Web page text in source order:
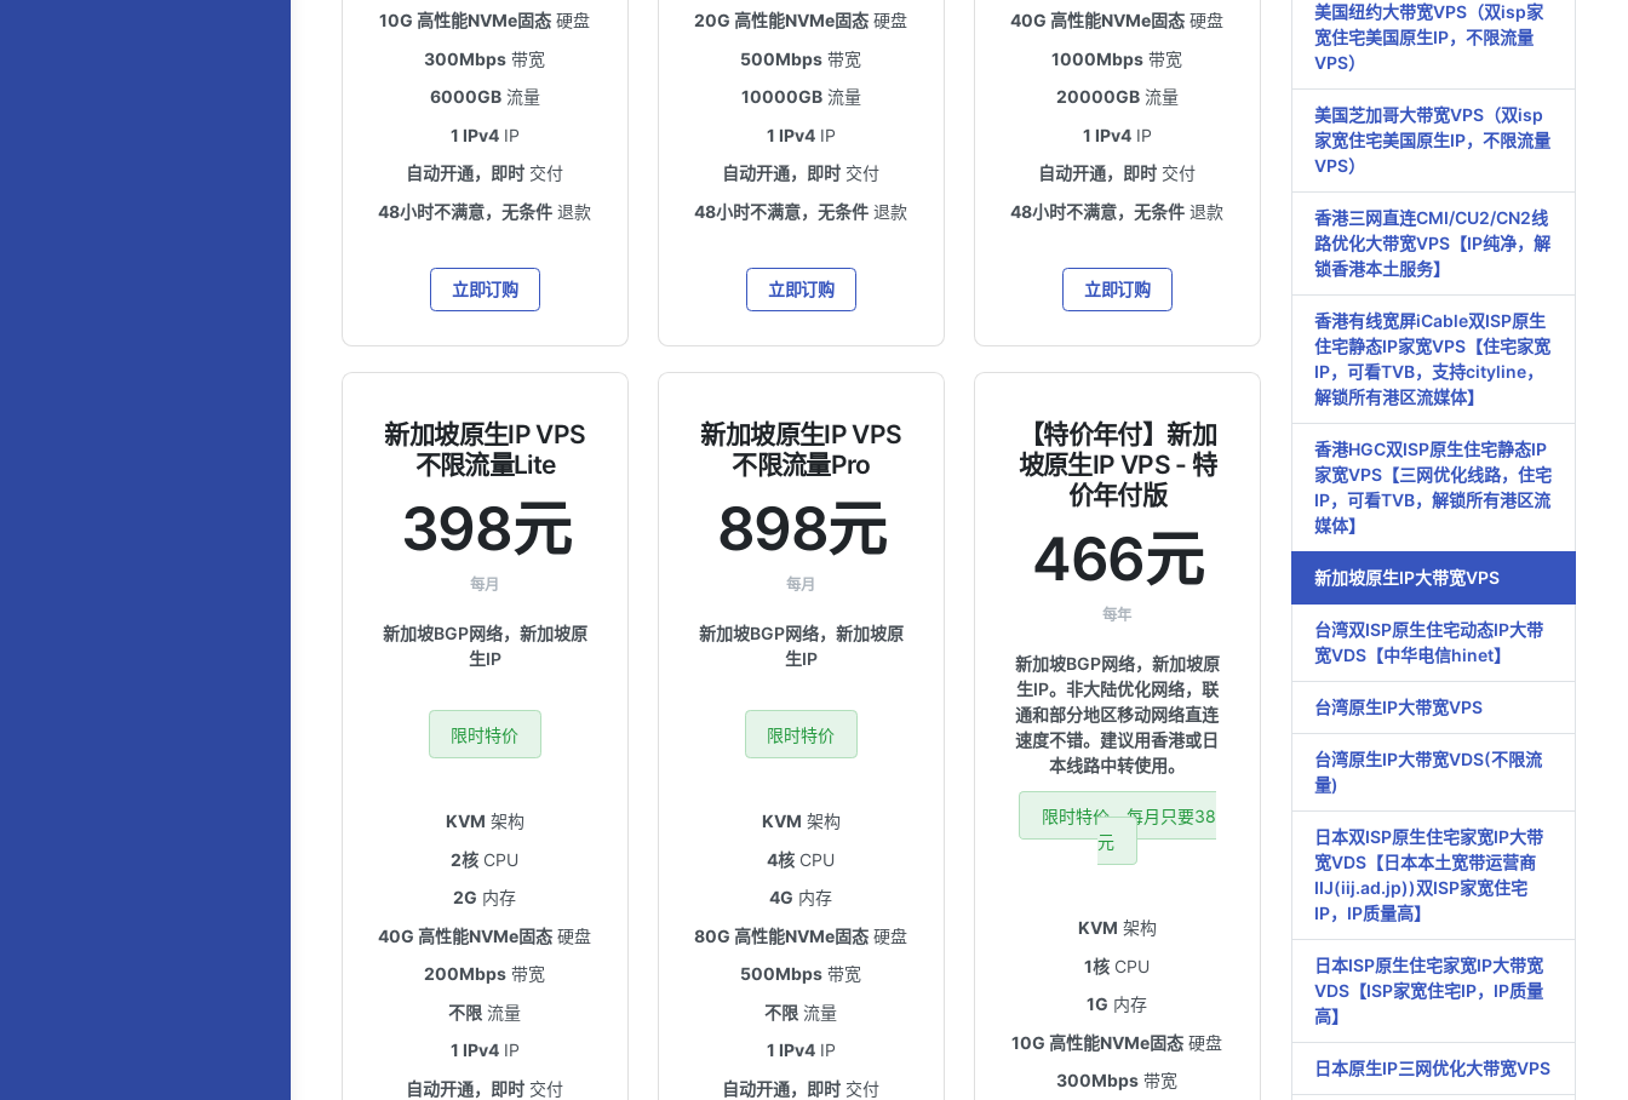
10G 高性能NVMe固态 硬盘
300Mbps 带宽
6000GB流量
1 IPv4IP
自动开通，即时 交付
48小时不满意，无条件 退款
立即订购
20G 高性能NVMe固态 硬盘
500Mbps 带宽
10000GB流量
1 IPv4IP
自动开通，即时 交付
48小时不满意，无条件 退款
立即订购
40G 高性能NVMe固态 硬盘
1000Mbps 带宽
20000GB流量
1 IPv4IP
自动开通，即时 交付
48小时不满意，无条件 退款
立即订购
新加坡原生IP VPS
不限流量Lite
398元
每月
新加坡BGP网络，新加坡原
生IP
限时特价
KVM 架构
2核 CPU
2G 内存
40G 高性能NVMe固态 硬盘
200Mbps 带宽
不限 流量
1 IPv4IP
自动开通，即时 交付
新加坡原生IP VPS
不限流量Pro
898元
每月
新加坡BGP网络，新加坡原
生IP
限时特价
KVM 架构
4核 CPU
4G 内存
80G 高性能NVMe固态 硬盘
500Mbps 带宽
不限 流量
1 IPv4IP
自动开通，即时 交付
【特价年付】新加
坡原生IP VPS - 特
价年付版
466元
每年
新加坡BGP网络，新加坡原
生IP。非大陆优化网络，联
通和部分地区移动网络直连
速度不错。建议用香港或日
本线路中转使用。
限时特价，每月只要38
元
KVM 架构
1核 CPU
1G 内存
10G 高性能NVMe固态 硬盘
300Mbps 带宽
美国纽约大带宽VPS（双isp家
宽住宅美国原生IP，不限流量
VPS）
美国芝加哥大带宽VPS（双isp
家宽住宅美国原生IP，不限流量
VPS）
香港三网直连CMI/CU2/CN2线
路优化大带宽VPS【IP纯净，解
锁香港本土服务】
香港有线宽屏iCable双ISP原生
住宅静态IP家宽VPS【住宅家宽
IP，可看TVB，支持cityline，
解锁所有港区流媒体】
香港HGC双ISP原生住宅静态IP
家宽VPS【三网优化线路，住宅
IP，可看TVB，解锁所有港区流
媒体】
新加坡原生IP大带宽VPS
台湾双ISP原生住宅动态IP大带
宽VDS【中华电信hinet】
台湾原生IP大带宽VPS
台湾原生IP大带宽VDS(不限流
量)
日本双ISP原生住宅家宽IP大带
宽VDS【日本本土宽带运营商
IIJ(iij.ad.jp))双ISP家宽住宅
IP，IP质量高】
日本ISP原生住宅家宽IP大带宽
VDS【ISP家宽住宅IP，IP质量
高】
日本原生IP三网优化大带宽VPS